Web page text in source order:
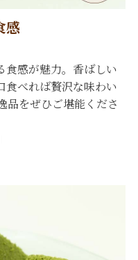
感
食感が魅力。香ばしい
食べれば贅沢な味わい
品をぜひご堪能くださ